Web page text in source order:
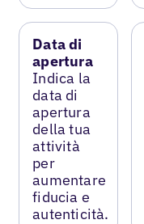
Data di
apertura
Indica la
data di
apertura
della tua
attività
per
aumentare
fiducia e
autenticità.